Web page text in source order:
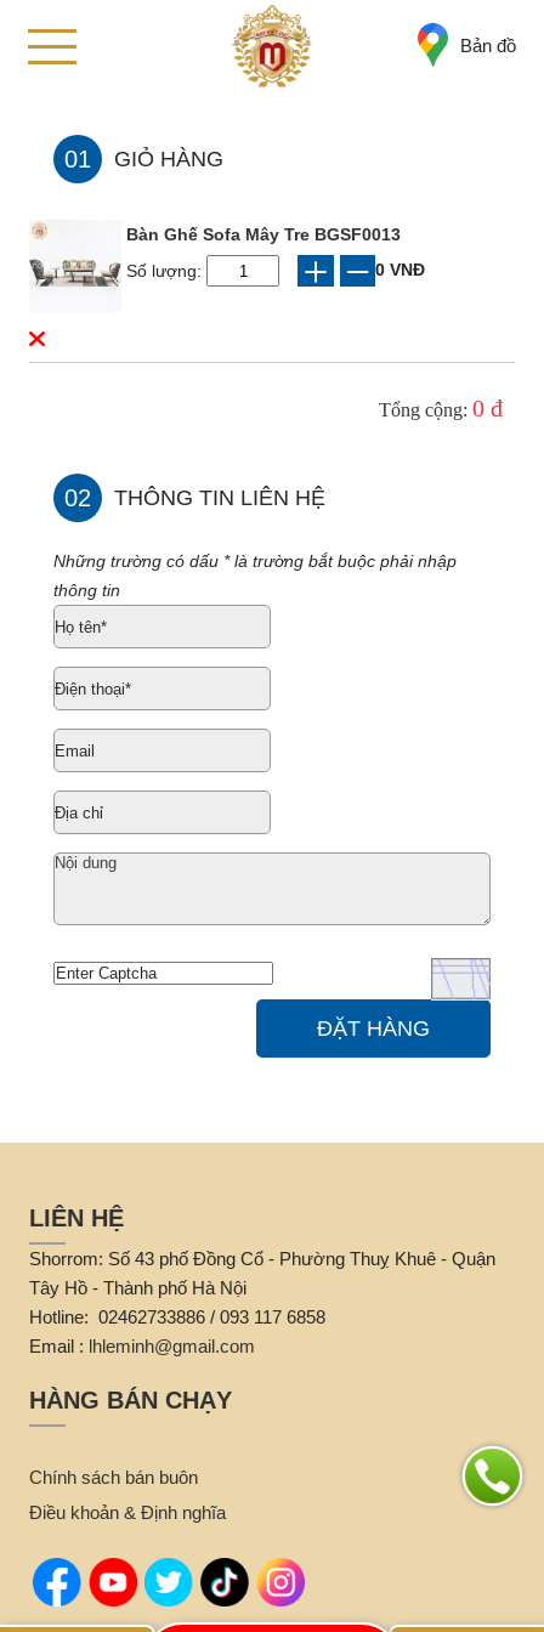
Bản đồ
01 GIỎ HÀNG
Bàn Ghế Sofa Mây Tre BGSF0013
0 VNĐ
Số lượng:
Tổng cộng: 0 đ
02 THÔNG TIN LIÊN HỆ
Những trường có dấu * là trường bắt buộc phải nhập
thông tin
ĐẶT HÀNG
LIÊN HỆ
Shorrom: Số 43 phố Đồng Cổ - Phường Thuỵ Khuê - Quận
Tây Hồ - Thành phố Hà Nội
Hotline: 02462733886 / 093 117 6858
Email : lhleminh@gmail.com
HÀNG BÁN CHẠY
Chính sách bán buôn
Điều khoản & Định nghĩa